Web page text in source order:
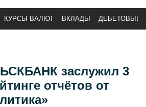
КУРСЫ ВАЛЮТ ВКЛАДЫ ДЕБЕТОВЫЕ
заслужил 3
отчётов от